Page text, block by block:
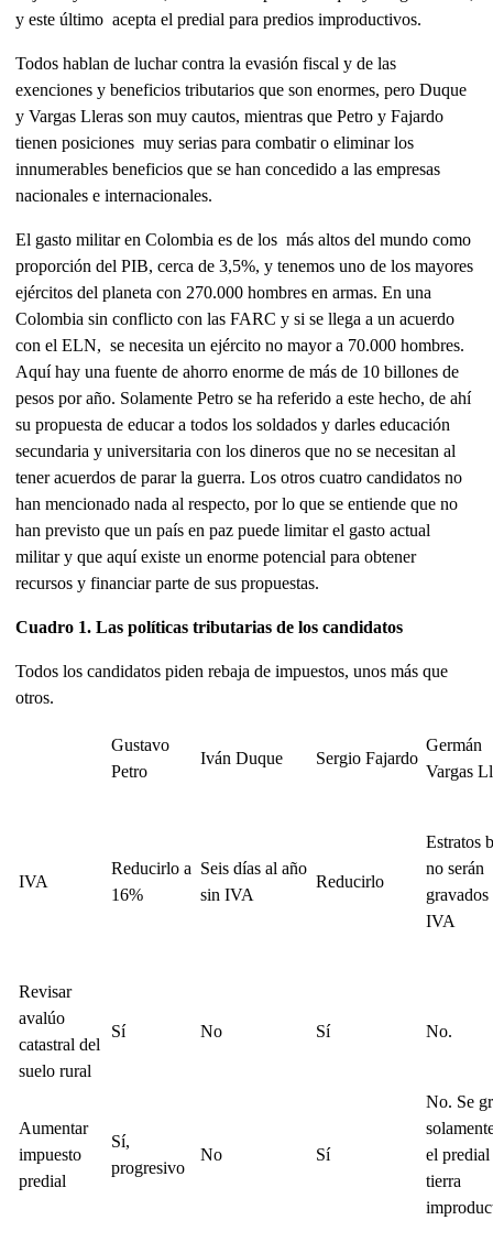
y este último acepta el predial para predios improductivos.
Todos hablan de luchar contra la evasión fiscal y de las
exenciones y beneficios tributarios que son enormes, pero Duque
y Vargas Lleras son muy cautos, mientras que Petro y Fajardo
tienen posiciones muy serias para combatir o eliminar los
innumerables beneficios que se han concedido a las empresas
nacionales e internacionales.
El gasto militar en Colombia es de los más altos del mundo como
proporción del PIB, cerca de 3,5%, y tenemos uno de los mayores
ejércitos del planeta con 270.000 hombres en armas. En una
Colombia sin conflicto con las FARC y si se llega a un acuerdo
con el ELN, se necesita un ejército no mayor a 70.000 hombres.
Aquí hay una fuente de ahorro enorme de más de 10 billones de
pesos por año. Solamente Petro se ha referido a este hecho, de ahí
su propuesta de educar a todos los soldados y darles educación
secundaria y universitaria con los dineros que no se necesitan al
tener acuerdos de parar la guerra. Los otros cuatro candidatos no
han mencionado nada al respecto, por lo que se entiende que no
han previsto que un país en paz puede limitar el gasto actual
militar y que aquí existe un enorme potencial para obtener
recursos y financiar parte de sus propuestas.
Cuadro 1. Las políticas tributarias de los candidatos
Todos los candidatos piden rebaja de impuestos, unos más que
otros.
Gustavo
Petro
Iván Duque Sergio Fajardo
Germán
Vargas
IVA
Reducirlo a
16%
Seis días al año
sin IVA
Reducirlo
Estratos
no serán
IVA
Revisar
avalúo
catastral del
suelo rural
Sí No Sí No.
Aumentar
impuesto
predial
Sí,
progresivo
No Sí
No. Se
el
tierra